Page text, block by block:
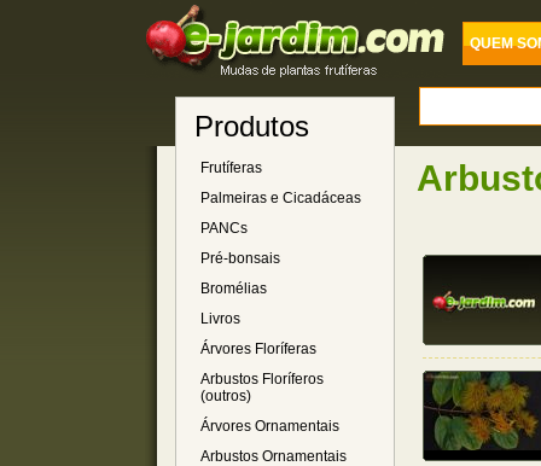
QUEM
Produtos
Frutíferas
Palmeiras e Cicadáceas
PANCs
Pré-bonsais
Bromélias
Livros
Árvores Floríferas
Arbustos Floríferos
(outros)
Árvores Ornamentais
Arbustos Ornamentais